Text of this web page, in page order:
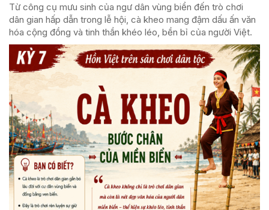
Từ công cụ mưu sinh của ngư dân vùng biển đến trò chơi
dân gian hấp dẫn trong lễ hội, cà kheo mang đậm dấu ấn văn
hóa cộng đồng và tinh thần khéo léo, bền bỉ của người Việt.